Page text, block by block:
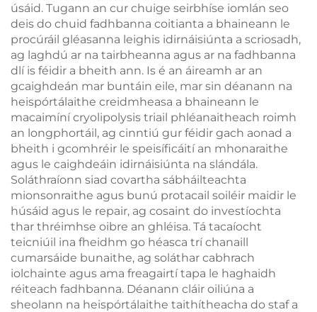
úsáid. Tugann an cur chuige seirbhíse iomlán seo
deis do chuid fadhbanna coitianta a bhaineann le
procúráil gléasanna leighis idirnáisiúnta a scriosadh,
ag laghdú ar na tairbheanna agus ar na fadhbanna
dlí is féidir a bheith ann. Is é an áireamh ar an
gcaighdeán mar buntáin eile, mar sin déanann na
heispórtálaithe creidmheasa a bhaineann le
macaimíní cryolipolysis triail phléanaitheach roimh
an longphortáil, ag cinntiú gur féidir gach aonad a
bheith i gcomhréir le speisíficáití an mhonaraithe
agus le caighdeáin idirnáisiúnta na slándála.
Soláthraíonn siad covartha sábháilteachta
mionsonraithe agus bunú protacail soiléir maidir le
húsáid agus le repair, ag cosaint do investíochta
thar thréimhse oibre an ghléisa. Tá tacaíocht
teicniúil ina fheidhm go héasca trí chanaill
cumarsáide bunaithe, ag soláthar cabhrach
iolchainte agus ama freagairtí tapa le haghaidh
réiteach fadhbanna. Déanann cláir oiliúna a
sheolann na heispórtálaithe taithítheacha do staf a